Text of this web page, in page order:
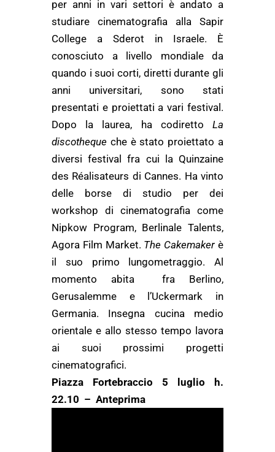
per anni in vari settori è andato a
studiare cinematografia alla Sapir
College a Sderot in Israele. È
conosciuto a livello mondiale da
quando i suoi corti, diretti durante gli
anni universitari, sono stati
presentati e proiettati a vari festival.
Dopo la laurea, ha codiretto La
discotheque che è stato proiettato a
diversi festival fra cui la Quinzaine
des Réalisateurs di Cannes. Ha vinto
delle borse di studio per dei
workshop di cinematografia come
Nipkow Program, Berlinale Talents,
Agora Film Market. The Cakemaker è
il suo primo lungometraggio. Al
momento abita fra Berlino,
Gerusalemme e l’Uckermark in
Germania. Insegna cucina medio
orientale e allo stesso tempo lavora
ai suoi prossimi progetti
cinematografici.
Piazza Fortebraccio 5 luglio h.
22.10 – Anteprima